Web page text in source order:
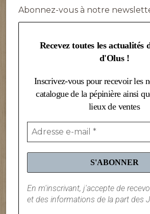
Abonnez-vous à notre
Recevez toutes les actualités
d'Olus !
Inscrivez-vous pour recevoir les
catalogue de la pépinière ainsi
lieux de ventes
En m'inscrivant, j'accepte de
et des informations de la part des